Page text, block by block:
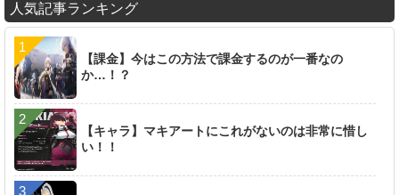
人気記事ランキング
【課金】今はこの方法で課金するのが一番なの
か…！？
【キャラ】マキアートにこれがないのは非常に惜し
い！！